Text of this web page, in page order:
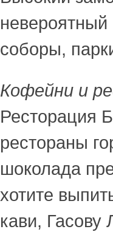
соборы,
Кофейни и
Ресторация
рестораны
шоколада
хотите
кави, Гасову